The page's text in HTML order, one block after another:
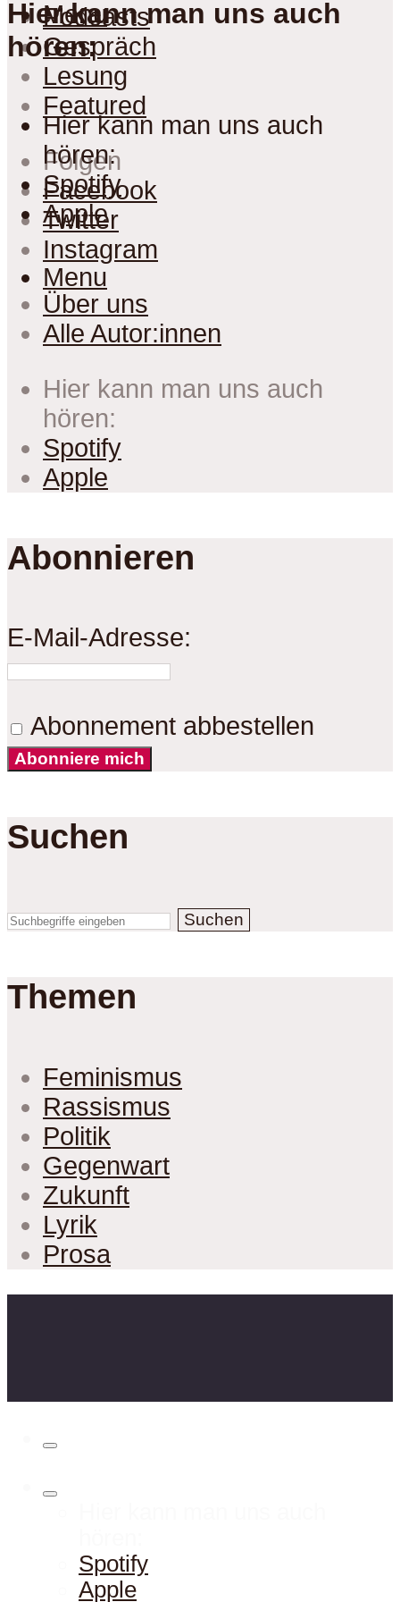
Menu
Hier kann man uns auch
hören:
Hier kann man uns auch
hören:
Spotify
Apple
Menu
Podcasts
Gespräch
Lesung
Featured
Folgen
Facebook
Twitter
Instagram
Über uns
Alle Autor:innen
Hier kann man uns auch
hören:
Spotify
Apple
Abonnieren
E-Mail-Adresse:
Abonnement abbestellen
Abonniere mich
Suchen
Suchen
Themen
Feminismus
Rassismus
Politik
Gegenwart
Zukunft
Lyrik
Prosa
Spotify
Apple